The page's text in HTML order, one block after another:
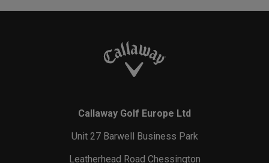
Callaway Golf Europe Ltd
Unit 27 Barwell Business Park
Leatherhead Road Chessington